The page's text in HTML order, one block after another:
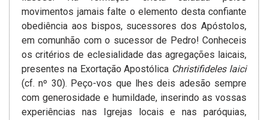
movimentos jamais falte o elemento desta confiante
obediência aos bispos, sucessores dos Apóstolos,
em comunhão com o sucessor de Pedro! Conheceis
os critérios de eclesialidade das agregações laicais,
presentes na Exortação Apostólica Christifideles laici
(cf. nº 30). Peço-vos que lhes deis adesão sempre
com generosidade e humildade, inserindo as vossas
experiências nas Igrejas locais e nas paróquias,